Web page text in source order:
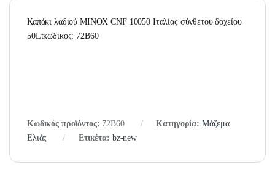
Καπάκι λαδιού ΜΙΝΟΧ CNF 10050 Ιταλίας σύνθετου δοχείου
50Ltκωδικός: 72B60
Κωδικός προϊόντος: 72B60 Κατηγορία: Μάζεμα
Ελιάς
Ετικέτα: bz-new